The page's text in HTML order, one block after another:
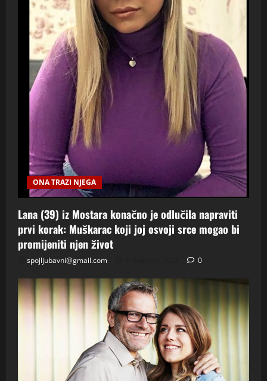
ONA TRAZI NJEGA
Lana (39) iz Mostara konačno je odlučila napraviti
prvi korak: Muškarac koji joj osvoji srce mogao bi
promijeniti njen život
spojljubavni@gmail.com 0